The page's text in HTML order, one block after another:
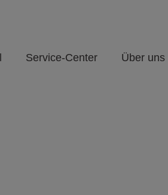
Service-Center Über uns